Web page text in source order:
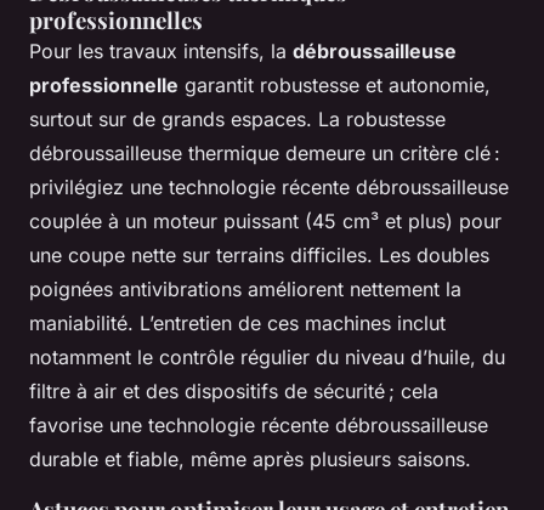
professionnelles
Pour les travaux intensifs, la débroussailleuse
professionnelle garantit robustesse et autonomie,
surtout sur de grands espaces. La robustesse
débroussailleuse thermique demeure un critère clé :
privilégiez une technologie récente débroussailleuse
couplée à un moteur puissant (45 cm³ et plus) pour
une coupe nette sur terrains difficiles. Les doubles
poignées antivibrations améliorent nettement la
maniabilité. L’entretien de ces machines inclut
notamment le contrôle régulier du niveau d’huile, du
filtre à air et des dispositifs de sécurité ; cela
favorise une technologie récente débroussailleuse
durable et fiable, même après plusieurs saisons.